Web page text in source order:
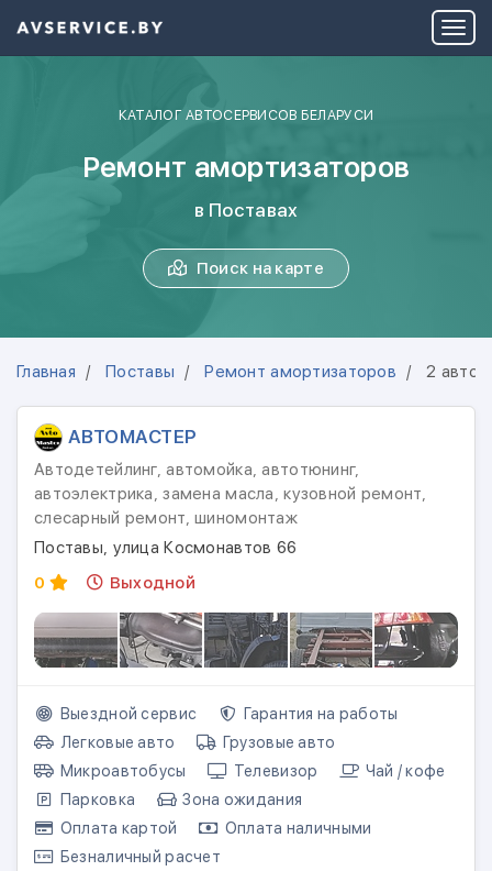
КАТАЛОГ АВТОСЕРВИСОВ БЕЛАРУСИ
Ремонт амортизаторов
в Поставах
Поиск на карте
Главная Поставы Ремонт амортизаторов 2
АВТОМАСТЕР
Автодетейлинг, автомойка, автотюнинг,
автоэлектрика, замена масла, кузовной ремонт,
слесарный ремонт, шиномонтаж
Поставы, улица Космонавтов 66
0
Выходной
Выездной сервис
Гарантия на работы
Легковые авто
Грузовые авто
Микроавтобусы
Телевизор
Чай / кофе
Парковка
Зона ожидания
Оплата картой
Оплата наличными
Безналичный расчет